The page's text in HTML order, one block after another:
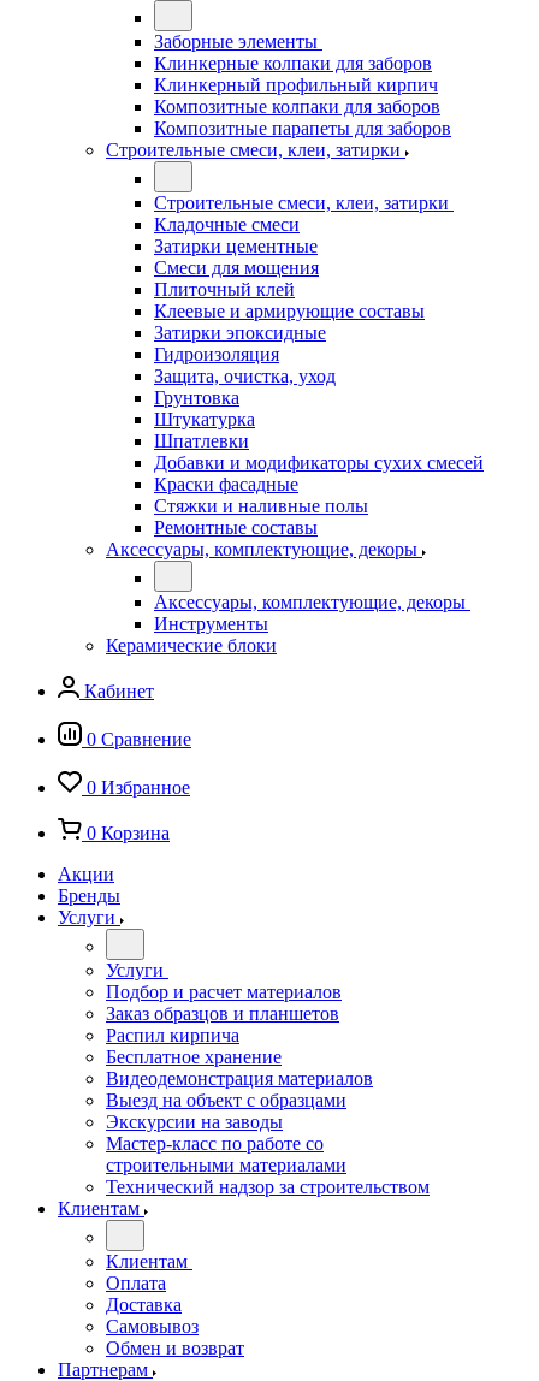
Заборные элементы
Клинкерные колпаки для заборов
Клинкерный профильный кирпич
Композитные колпаки для заборов
Композитные парапеты для заборов
Строительные смеси, клеи, затирки
Строительные смеси, клеи, затирки
Кладочные смеси
Затирки цементные
Смеси для мощения
Плиточный клей
Клеевые и армирующие составы
Затирки эпоксидные
Гидроизоляция
Защита, очистка, уход
Грунтовка
Штукатурка
Шпатлевки
Добавки и модификаторы сухих смесей
Краски фасадные
Стяжки и наливные полы
Ремонтные составы
Аксессуары, комплектующие, декоры
Аксессуары, комплектующие, декоры
Инструменты
Керамические блоки
Кабинет
0 Сравнение
0 Избранное
0 Корзина
Акции
Бренды
Услуги
Услуги
Подбор и расчет материалов
Заказ образцов и планшетов
Распил кирпича
Бесплатное хранение
Видеодемонстрация материалов
Выезд на объект с образцами
Экскурсии на заводы
Мастер-класс по работе со
строительными материалами
Технический надзор за строительством
Клиентам
Клиентам
Оплата
Доставка
Самовывоз
Обмен и возврат
Партнерам